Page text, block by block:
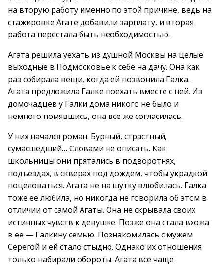
на вторую работу именно по этой причине, ведь на
стажировке Агате добавили зарплату, и вторая
работа перестала быть необходимостью.
Агата решила уехать из душной Москвы на целые
выходные в Подмосковье к себе на дачу. Она как
раз собирала вещи, когда ей позвонила Галка.
Агата предложила Галке поехать вместе с ней. Из
домочадцев у Галки дома никого не было и
немного помявшись, она все же согласилась.
У них начался роман. Бурный, страстный,
сумасшедший… Словами не описать. Как
школьницы они прятались в подворотнях,
подъездах, в скверах под дождем, чтобы украдкой
поцеловаться. Агата не на шутку влюбилась. Галка
тоже ее любила, но никогда не говорила об этом в
отличии от самой Агаты. Она не скрывала своих
истинных чувств к девушке. Позже она стала вхожа
в ее — Галкину семью. Познакомилась с мужем
Серегой и ей стало стыдно. Однако их отношения
только набирали обороты. Агата все чаще